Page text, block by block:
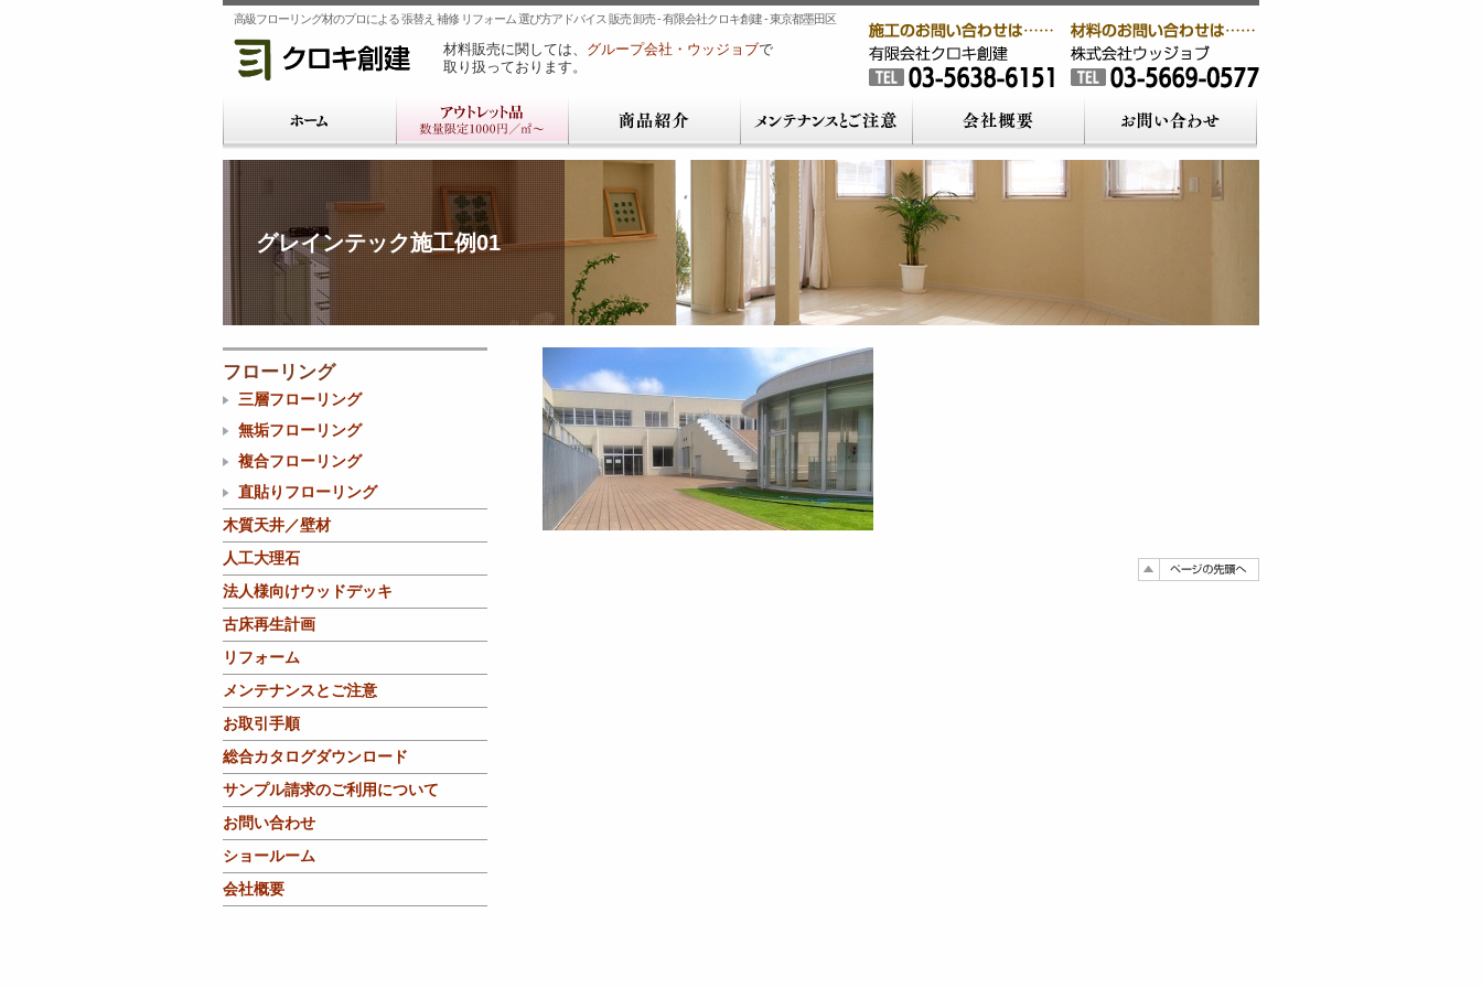
高級フローリング材のプロによる 張替え 補修 リフォーム 選び方アドバイス 販売 卸売 - 有限会社クロキ創建 - 東京都墨田区
材料販売に関しては、 グループ会社・ウッジョブで
取り扱っております。
グレインテック施工例01
フローリング
三層フローリング
無垢フローリング
複合フローリング
直貼りフローリング
木質天井／壁材
人工大理石
法人様向けウッドデッキ
古床再生計画
リフォーム
メンテナンスとご注意
お取引手順
総合カタログダウンロード
サンプル請求のご利用について
お問い合わせ
ショールーム
会社概要